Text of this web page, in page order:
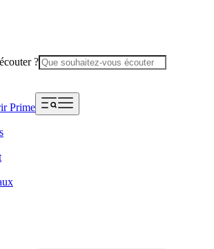
?
Prime